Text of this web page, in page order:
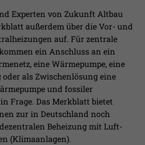
Experten von Zukunft Altbau
außerdem über die Vor- und
auf. Für zentrale
ein Anschluss an ein
eine Wärmepumpe, eine
oder als Zwischenlösung eine
und fossiler
Frage. Das Merkblatt bietet
zur in Deutschland noch
Beheizung mit Luft-
(Klimaanlagen).